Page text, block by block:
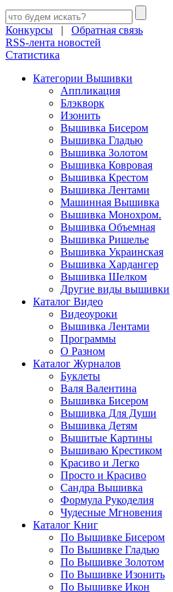
Конкурсы | Обратная связь
RSS-лента новостей
Статистика
Категории Вышивки
Аппликация
Блэкворк
Изонить
Вышивка Бисером
Вышивка Гладью
Вышивка Золотом
Вышивка Ковровая
Вышивка Крестом
Вышивка Лентами
Машинная Вышивка
Вышивка Монохром.
Вышивка Объемная
Вышивка Ришелье
Вышивка Украинская
Вышивка Хардангер
Вышивка Шелком
Другие виды вышивки
Каталог Видео
Видеоуроки
Вышивка Лентами
Программы
О Разном
Каталог Журналов
Буклеты
Валя Валентина
Вышивка Бисером
Вышивка Для Души
Вышивка Детям
Вышитые Картины
Вышиваю Крестиком
Красиво и Легко
Просто и Красиво
Сандра Вышивка
Формула Рукоделия
Чудесные Мгновения
Каталог Книг
По Вышивке Бисером
По Вышивке Гладью
По Вышивке Золотом
По Вышивке Изонить
По Вышивке Икон